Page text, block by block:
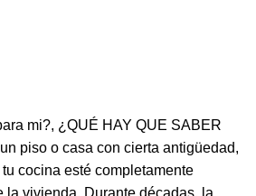
mi?, ¿QUÉ HAY QUE SABER
piso o casa con cierta antigüedad,
cocina esté completamente